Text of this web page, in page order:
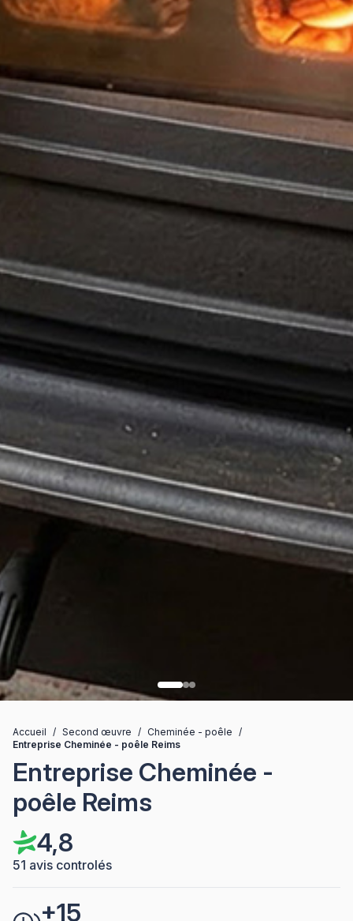
Accueil / Second œuvre / Cheminée - poêle
/
Entreprise Cheminée - poêle Reims
Entreprise Cheminée -
poêle Reims
4,8
51 avis controlés
+15